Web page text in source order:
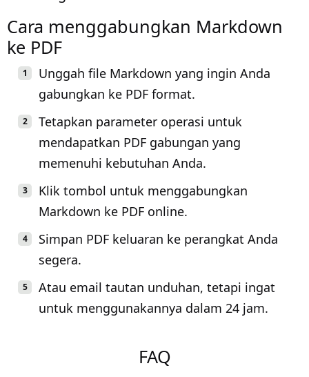
Cara menggabungkan Markdown
ke PDF
Unggah file Markdown yang ingin Anda
gabungkan ke PDF format.
Tetapkan parameter operasi untuk
mendapatkan PDF gabungan yang
memenuhi kebutuhan Anda.
Klik tombol untuk menggabungkan
Markdown ke PDF online.
Simpan PDF keluaran ke perangkat Anda
segera.
Atau email tautan unduhan, tetapi ingat
untuk menggunakannya dalam 24 jam.
FAQ